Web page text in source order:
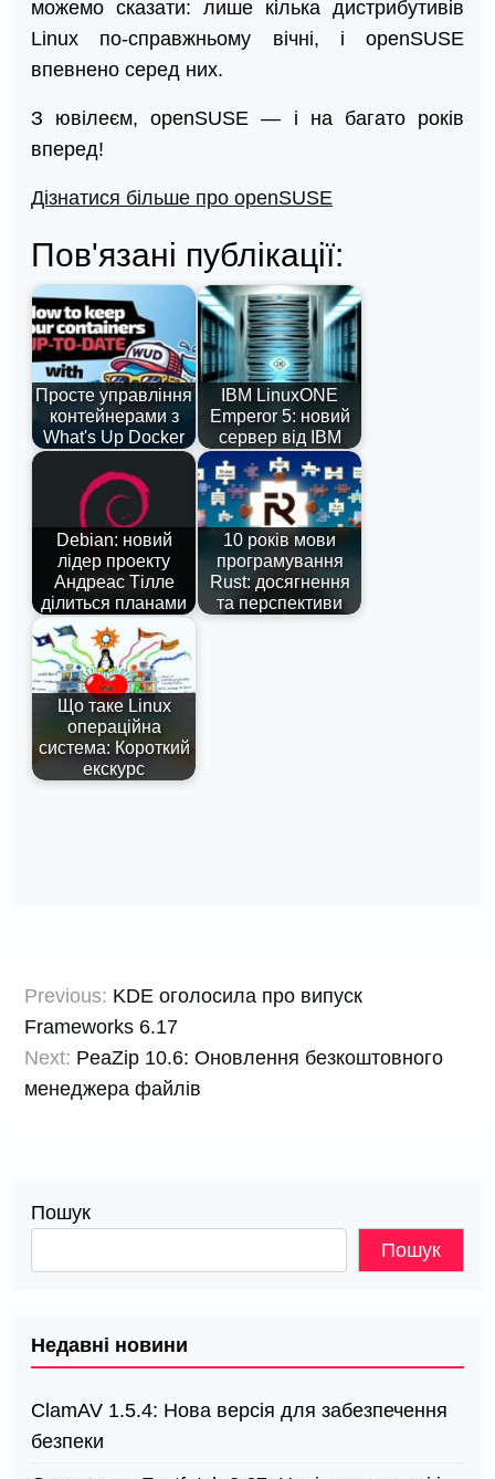
можемо сказати: лише кілька дистрибутивів
Linux по-справжньому вічні, і openSUSE
впевнено серед них.
З ювілеєм, openSUSE — і на багато років
вперед!
Дізнатися більше про openSUSE
Пов'язані публікації:
Просте управління
контейнерами з
What's Up Docker
IBM LinuxONE
Emperor 5: новий
сервер від IBM
Debian: новий
лідер проекту
Андреас Тілле
ділиться планами
10 років мови
програмування
Rust: досягнення
та перспективи
Що таке Linux
операційна
система: Короткий
екскурс
записів
Previous: KDE оголосила про випуск
Frameworks 6.17
Next: PeaZip 10.6: Оновлення безкоштовного
менеджера файлів
Пошук
Пошук
Недавні новини
ClamAV 1.5.4: Нова версія для забезпечення
безпеки